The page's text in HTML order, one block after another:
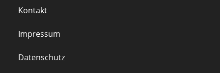
Kontakt
Impressum
Datenschutz